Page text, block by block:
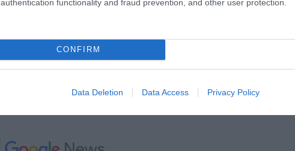
authentication functionality and fraud prevention, and other user protection.
CONFIRM
Data Deletion Data Access Privacy Policy